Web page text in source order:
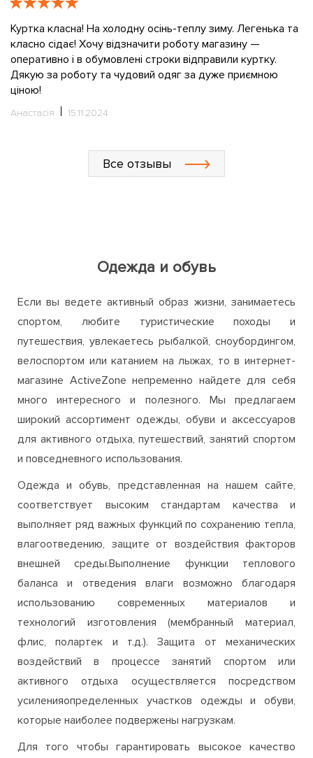
Куртка класна! На холодну осінь-теплу зиму. Легенька та
класно сідає! Хочу відзначити роботу магазину —
оперативно і в обумовлені строки відправили куртку.
Дякую за роботу та чудовий одяг за дуже приємною
ціною!
Анастасія 15.11.2024
Все отзывы
Одежда и обувь
Если вы ведете активный образ жизни, занимаетесь
спортом, любите туристические походы и
путешествия, увлекаетесь рыбалкой, сноубордингом,
велоспортом или катанием на лыжах, то в интернет-
магазине ActiveZone непременно найдете для себя
много интересного и полезного. Мы предлагаем
широкий ассортимент одежды, обуви и аксессуаров
для активного отдыха, путешествий, занятий спортом
и повседневного использования.
Одежда и обувь, представленная на нашем сайте,
соответствует высоким стандартам качества и
выполняет ряд важных функций по сохранению тепла,
влагоотведению, защите от воздействия факторов
внешней среды.Выполнение функции теплового
баланса и отведения влаги возможно благодаря
использованию современных материалов и
технологий изготовления (мембранный материал,
флис, полартек и т.д.). Защита от механических
воздействий в процессе занятий спортом или
активного отдыха осуществляется посредством
усиленияопределенных участков одежды и обуви,
которые наиболее подвержены нагрузкам.
Для того чтобы гарантировать высокое качество